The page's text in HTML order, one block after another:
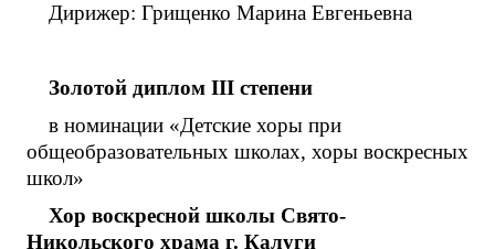
Дирижер: Грищенко Марина Евгеньевна
Золотой диплом III степени
в номинации «Детские хоры при
общеобразовательных школах, хоры воскресных
школ»
Хор воскресной школы Свято-
Никольского храма г. Калуги